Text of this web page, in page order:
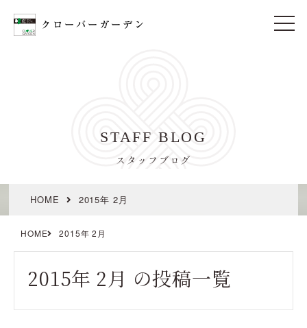
t
STAFF BLOG
スタッフブログ
HOME 2015年 2月
HOME 2015年 2月
2015年 2月 の投稿一覧